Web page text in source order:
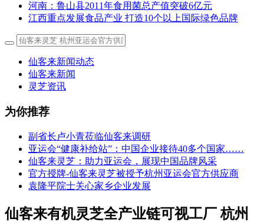
河南：鲁山县2011年食用菌总产值突破6亿元
江西重点发展食品产业 打造10个以上国际绿色品牌
仙客来新闻动态
仙客来新闻
灵芝资讯
为你推荐
副省长卢小青莅临仙客来调研
亚运会“健康补给站”：中国企业接待40多个国家……
仙客来灵芝：助力亚运会，展现中国品牌风采
官方授牌-仙客来灵芝被授予杭州亚运会官方供应商
袁隆平院士关心家乡企业发展
仙客来有机灵芝全产业链可视工厂 杭州